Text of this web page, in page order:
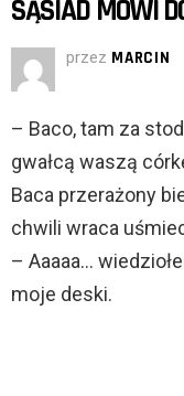
SĄSIAD MÓWI
przez MARCIN
– Baco, tam za
gwałcą waszą
Baca przerażony
chwili wraca
– Aaaaa…
moje deski.